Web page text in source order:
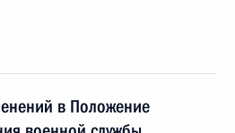
в Положение